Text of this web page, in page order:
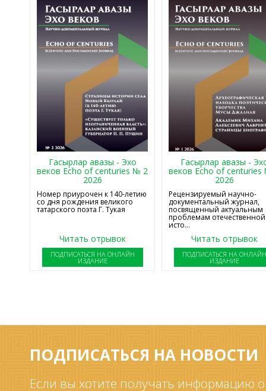
Гасырлар авазы - Эхо
веков Echo of centuries № 2
2026
Номер приурочен к 140-летию
со дня рождения великого
татарского поэта Г. Тукая
Читать отрывок
ПОДПИСАТЬСЯ НА ОНЛАЙН
ИЗДАНИЕ
Гасырлар авазы -
веков Echo of
2026
Рецензируемый научно-
документальный журнал,
посвященный актуальным
проблемам отечественной
исто...
Читать отрывок
ПОДПИСАТЬСЯ НА
ИЗДАНИЕ
ПОДПИСАТЬСЯ НА НОВОСТИ
Если вы хотите получать информацию